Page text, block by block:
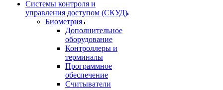
Системы контроля и
управления доступом (СКУД)
Биометрия
Дополнительное
оборудование
Контроллеры и
терминалы
Программное
обеспечение
Считыватели